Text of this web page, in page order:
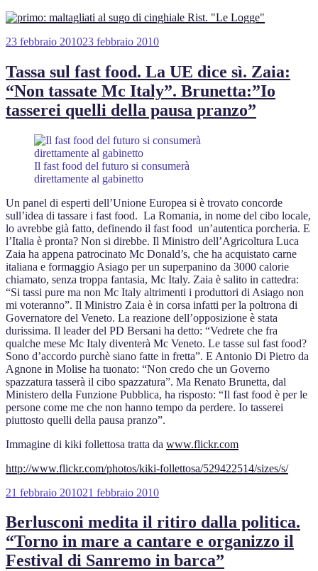
Pubblicato
23 febbraio 201023 febbraio 2010
Tassa sul fast food. La UE dice sì. Zaia:
“Non tassate Mc Italy”. Brunetta:”Io
tasserei quelli della pausa pranzo”
Il fast food del futuro si consumerà
direttamente al gabinetto
Un panel di esperti dell’Unione Europea si è trovato concorde
sull’idea di tassare i fast food. La Romania, in nome del cibo locale,
lo avrebbe già fatto, definendo il fast food un’autentica porcheria. E
l’Italia è pronta? Non si direbbe. Il Ministro dell’Agricoltura Luca
Zaia ha appena patrocinato Mc Donald’s, che ha acquistato carne
italiana e formaggio Asiago per un superpanino da 3000 calorie
chiamato, senza troppa fantasia, Mc Italy. Zaia è salito in cattedra:
“Si tassi pure ma non Mc Italy altrimenti i produttori di Asiago non
mi voteranno”. Il Ministro Zaia è in corsa infatti per la poltrona di
Governatore del Veneto. La reazione dell’opposizione è stata
durissima. Il leader del PD Bersani ha detto: “Vedrete che fra
qualche mese Mc Italy diventerà Mc Veneto. Le tasse sul fast food?
Sono d’accordo purchè siano fatte in fretta”. E Antonio Di Pietro da
Agnone in Molise ha tuonato: “Non credo che un Governo
spazzatura tasserà il cibo spazzatura”. Ma Renato Brunetta, dal
Ministero della Funzione Pubblica, ha risposto: “Il fast food è per le
persone come me che non hanno tempo da perdere. Io tasserei
piuttosto quelli della pausa pranzo”.
Immagine di kiki follettosa tratta da www.flickr.com
http://www.flickr.com/photos/kiki-follettosa/529422514/sizes/s/
Pubblicato
21 febbraio 201021 febbraio 2010
Berlusconi medita il ritiro dalla politica.
“Torno in mare a cantare e organizzo il
Festival di Sanremo in barca”